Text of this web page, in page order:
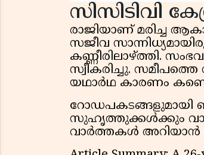
സിസിടിവി
രാജിയാണ് മരിച്ച
സജീവ
കണ്ണീരിലാഴ്ത്തി.
സ്വീകരിച്ചു.
യഥാർഥ കാരണം
റോഡപകടങ്ങളുമായി
സുഹൃത്തുക്കൾക്കും
വാർത്തകൾ